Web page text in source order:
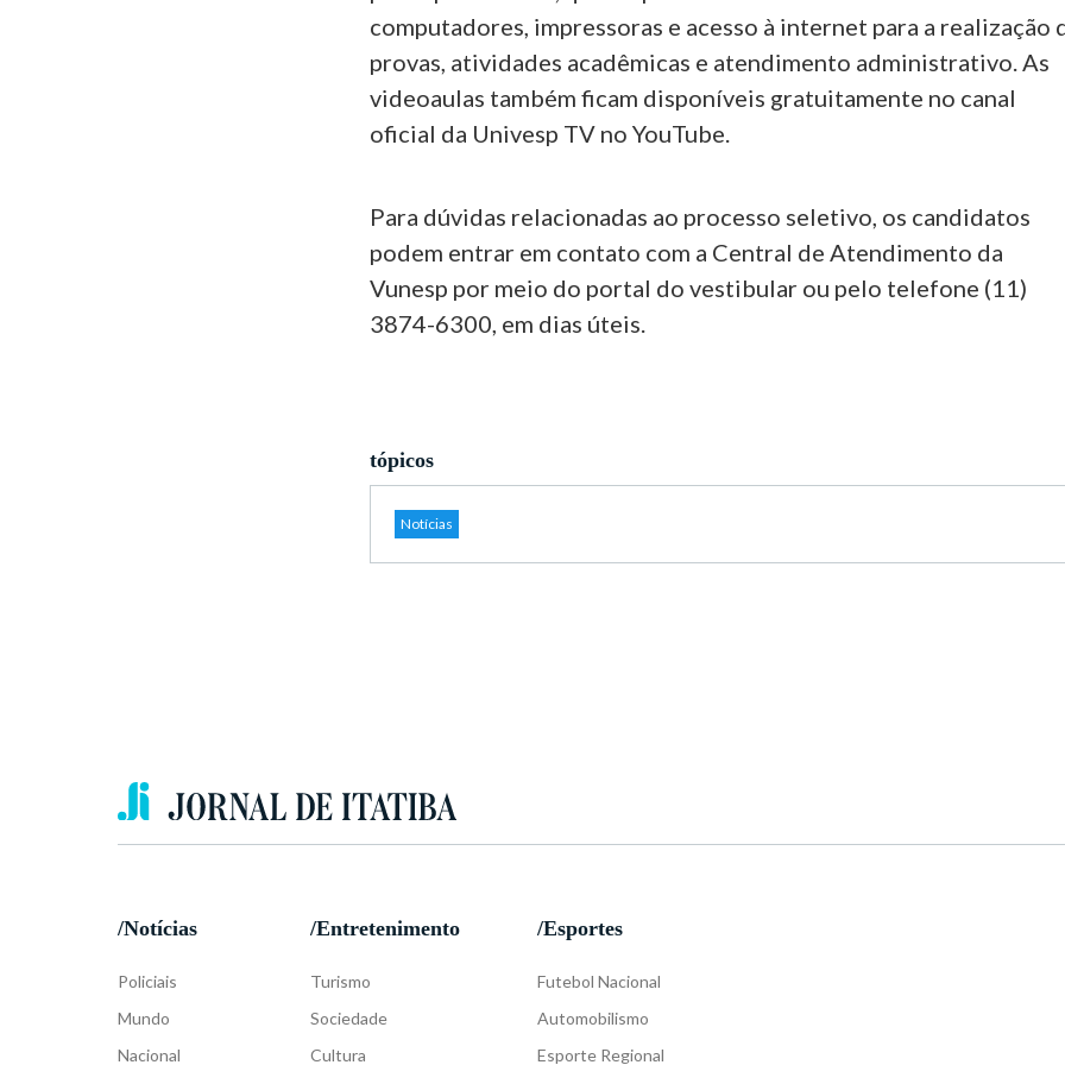
computadores, impressoras e acesso à internet para a realização
provas, atividades acadêmicas e atendimento administrativo. As
videoaulas também ficam disponíveis gratuitamente no canal
oficial da Univesp TV no YouTube.
Para dúvidas relacionadas ao processo seletivo, os candidatos
podem entrar em contato com a Central de Atendimento da
Vunesp por meio do portal do vestibular ou pelo telefone (11)
3874-6300, em dias úteis.
tópicos
Notícias
/Notícias
Policiais
Mundo
Nacional
/Entretenimento
Turismo
Sociedade
Cultura
/Esportes
Futebol Nacional
Automobilismo
Esporte Regional